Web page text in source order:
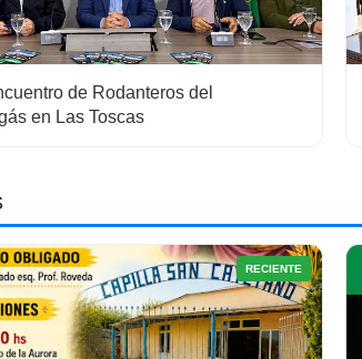
de Rodanteros del
en Las Toscas
RECIENTE